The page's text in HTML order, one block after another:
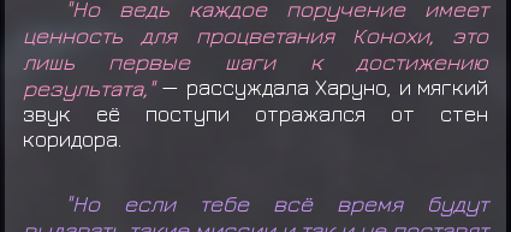
"Но ведь каждое поручение имеет
ценность для процветания Конохи, это
лишь первые шаги к достижению
результата,"— рассуждала Харуно, и мягкий
звук её поступи отражался от стен
коридора.
"Но если тебе всё время будут